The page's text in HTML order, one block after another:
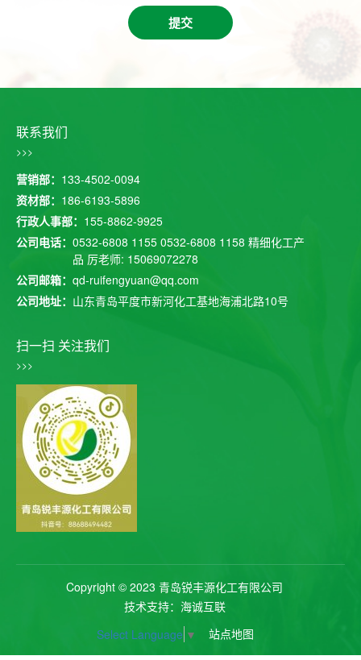
提交
联系我们
>>>
营销部： 133-4502-0094
资材部： 186-6193-5896
行政人事部： 155-8862-9925
公司电话： 0532-6808 1155 0532-6808 1158 精细化工产
品 厉老师: 15069072278
公司邮箱： qd-ruifengyuan@qq.com
公司地址： 山东青岛平度市新河化工基地海浦北路10号
扫一扫 关注我们
>>>
Copyright © 2023 青岛锐丰源化工有限公司
技术支持：海诚互联
Select Language ▼ 站点地图